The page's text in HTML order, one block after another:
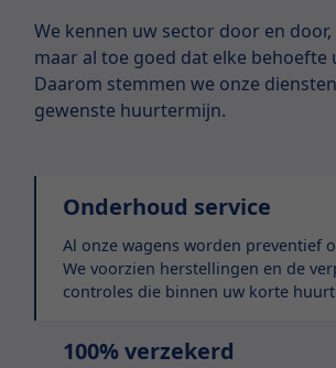
We kennen uw sector door en
maar al toe goed dat elke behoefte
Daarom stemmen we onze
gewenste huurtermijn.
Onderhoud service
Al onze wagens worden preventief
We voorzien herstellingen en de
controles die binnen uw korte
100% verzekerd